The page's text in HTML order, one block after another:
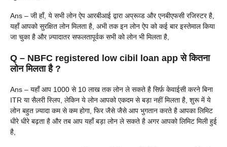
Ans – जी हाँ, ये सभी लोन ऐप आरबीआई द्वारा अप्रूव्ड और एनबीएफसी रजिस्टर है,
यहाँ आपको सुरक्षित लोन मिलता है, अभी तक इन लोन ऐप को कई बार इस्तेमाल किया
जा चुका है और ज़्यादातर सफलतापूर्वक सभी को लोन भी मिलता है,
Q – NBFC registered low cibil loan app से कितना
लोन मिलता है ?
Ans – यहाँ आप 1000 से 10 लाख तक लोन ले सकते है सिर्फ़ केवाईसी करने बिना
ITR या सैलरी स्लिप, लेकिन ये लोन आपको एकदम से बड़ा नहीं मिलता है, शुरू में ये
लोन बहुत ज़्यादा कम से कम होगा, फिर जैसे जैसे आप भुगतान करते है आपका लिमिट
धीरे धीरे बढ़ता है और तब आप यहाँ बड़ा लोन ले सकते है अगर आपको लिमिट मिली हुई
है,